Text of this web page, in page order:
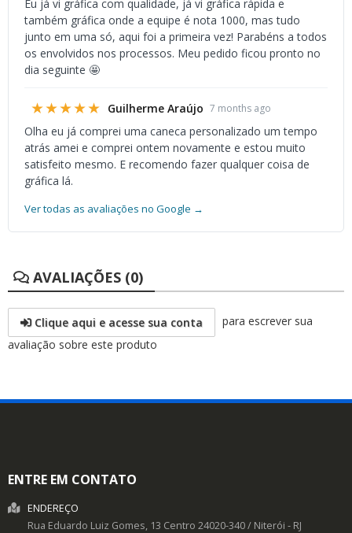
Eu já vi gráfica com qualidade, já vi gráfica rápida e
também gráfica onde a equipe é nota 1000, mas tudo
junto em uma só, aqui foi a primeira vez! Parabéns a todos
os envolvidos nos processos. Meu pedido ficou pronto no
dia seguinte 🤩
★★★★★ Guilherme Araújo 7 months ago
Olha eu já comprei uma caneca personalizado um tempo
atrás amei e comprei ontem novamente e estou muito
satisfeito mesmo. E recomendo fazer qualquer coisa de
gráfica lá.
Ver todas as avaliações no Google →
AVALIAÇÕES (0)
Clique aqui e acesse sua conta
para escrever sua
avaliação sobre este produto
ENTRE EM CONTATO
ENDEREÇO
Rua Eduardo Luiz Gomes, 13 Centro 24020-340/ Niterói - RJ